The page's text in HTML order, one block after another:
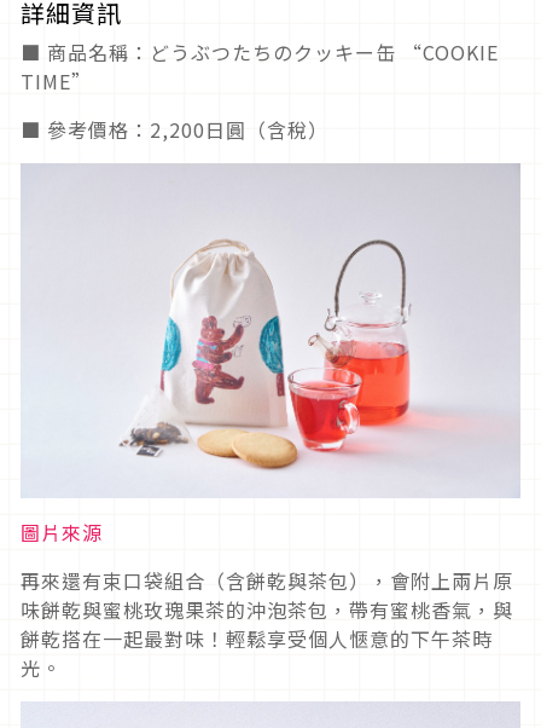
詳細資訊
■ 商品名稱：どうぶつたちのクッキー缶 “COOKIE
TIME”
■ 參考價格：2,200日圓（含稅）
圖片來源
再來還有束口袋組合（含餅乾與茶包），會附上兩片原
味餅乾與蜜桃玫瑰果茶的沖泡茶包，帶有蜜桃香氣，與
餅乾搭在一起最對味！輕鬆享受個人愜意的下午茶時
光。